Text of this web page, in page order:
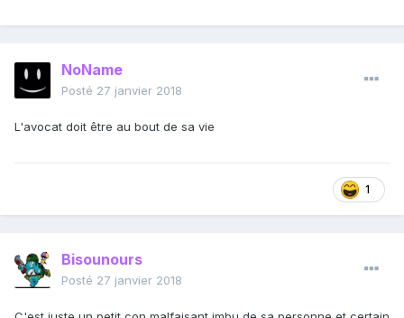
NoName
Posté 27 janvier 2018
L'avocat doit être au bout de sa vie
1
Bisounours
Posté 27 janvier 2018